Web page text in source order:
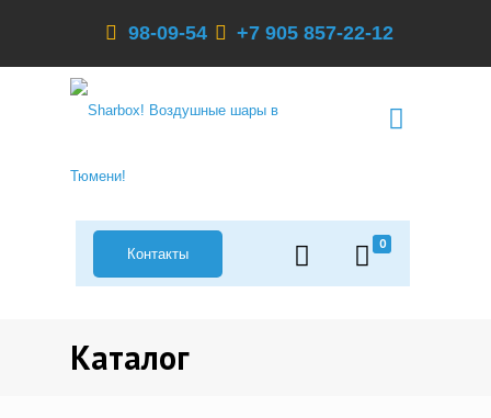
98-09-54 +7 905 857-22-12
0
Контакты
Каталог